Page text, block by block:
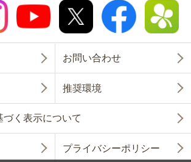
お問い合わせ
推奨環境
く表示について
プライバシーポリシー